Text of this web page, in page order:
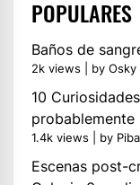
POPULARES
Baños de
2k views by Osky
10
probablemente
1.4k views by
Escenas post-